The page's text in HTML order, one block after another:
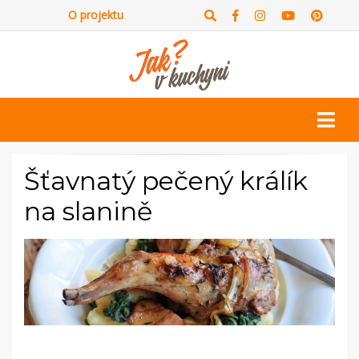
O projektu
Šťavnatý pečený králík
na slanině